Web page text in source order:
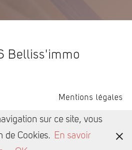
Belliss'immo
Mentions légales
sur ce site, vous
de Cookies. En savoir